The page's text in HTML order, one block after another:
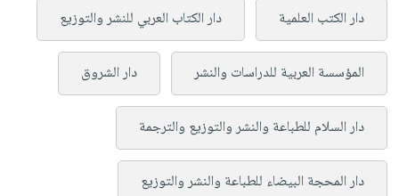
دار الكتب العلمية دار الكتاب العربي للنشر والتوزيع
المؤسسة العربية للدراسات والنشر دار الشروق
دار السلام للطباعة والنشر والتوزيع والترجمة
دار المحجة البيضاء للطباعة والنشر والتوزيع